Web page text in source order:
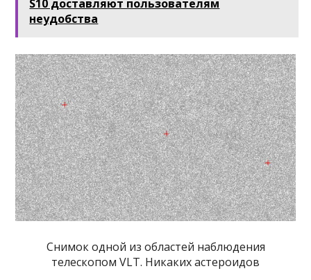
S10 доставляют пользователям
неудобства
Снимок одной из областей наблюдения
телескопом VLT. Никаких астероидов